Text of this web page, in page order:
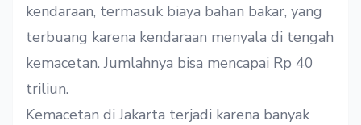
kendaraan, termasuk biaya bahan bakar, yang
terbuang karena kendaraan menyala di tengah
kemacetan. Jumlahnya bisa mencapai Rp 40
triliun.
Kemacetan di Jakarta terjadi karena banyak